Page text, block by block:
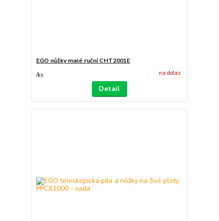
EGO nůžky malé ruční CHT2001E
/ks na dotaz
Detail